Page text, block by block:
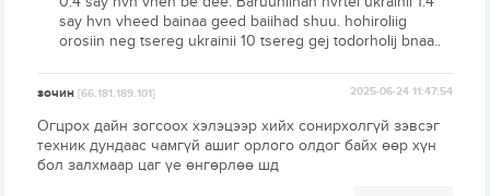
say hvn vheed bainaa geed baiihad shuu. hohiroliig
orosiin neg tsereg ukrainii 10 tsereg gej todorholij bnaa..
зочин[66.181.189.101] 2025-06-24 11:47:54
Огцрох дайн зогсоох хэлэцээр хийх сонирхолгүй зэвсэг
техник дундаас чамгүй ашиг орлого олдог байх өөр хүн
бол залхмаар цаг үе өнгөрлөө шд